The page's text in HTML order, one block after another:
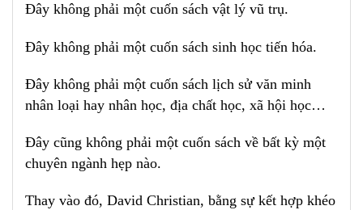
Đây không phải một cuốn sách vật lý vũ trụ.
Đây không phải một cuốn sách sinh học tiến hóa.
Đây không phải một cuốn sách lịch sử văn minh
nhân loại hay nhân học, địa chất học, xã hội học…
Đây cũng không phải một cuốn sách về bất kỳ một
chuyên ngành hẹp nào.
Thay vào đó, David Christian, bằng sự kết hợp khéo